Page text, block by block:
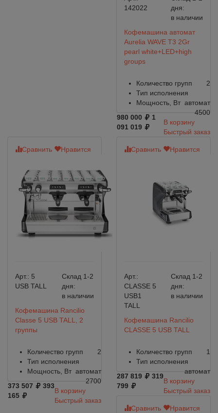
142022
дня:
в наличии
Кофемашина автомат
Aurelia WAVE T3 2Gr
pearl white+LED+high
groups
Количество групп
2
Тип исполнения
автомат
Мощность, Вт
4500
980 000
1
091 019
В корзину
Быстрый заказ
Сравнить Нравится
Арт.: 5
USB TALL
Склад 1-2
дня:
в наличии
Кофемашина Rancilio
Classe 5 USB TALL, 2
группы
Количество групп
2
Тип исполнения
автомат
Мощность, Вт
2700
373 507
393
165
В корзину
Быстрый заказ
Сравнить Нравится
Арт.:
CLASSE 5
USB1
TALL
Склад 1-2
дня:
в наличии
Кофемашина Rancilio
CLASSE 5 USB TALL
Количество групп
1
Тип исполнения
автомат
287 819
319
799
В корзину
Быстрый заказ
Сравнить Нравится